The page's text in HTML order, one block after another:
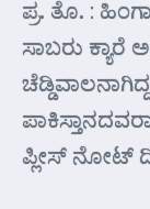
ಪ್ರ. ತೊ. :
ಸಾಬರು ಕ್ಯಾರೆ
ಪ್ಲೀಸ್